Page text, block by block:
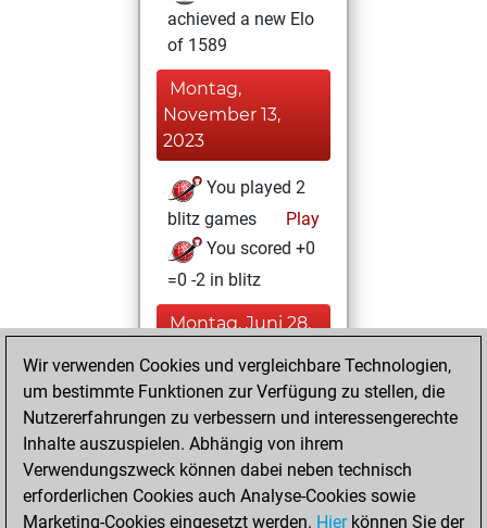
achieved a new Elo
of 1589
Montag,
November 13,
2023
You played 2
blitz games
Play
You scored +0
=0 -2 in blitz
Montag, Juni 28,
You played 1
slow games
Play
You scored +0
=0 -1 in slow games
Wir verwenden Cookies und vergleichbare Technologien,
um bestimmte Funktionen zur Verfügung zu stellen, die
Nutzererfahrungen zu verbessern und interessengerechte
Inhalte auszuspielen. Abhängig von ihrem
Verwendungszweck können dabei neben technisch
erforderlichen Cookies auch Analyse-Cookies sowie
Marketing-Cookies eingesetzt werden. Hierkönnen Sie der